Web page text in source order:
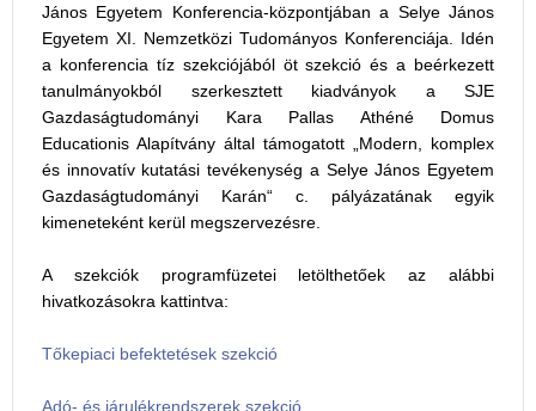
János Egyetem Konferencia-központjában a Selye János
Egyetem XI. Nemzetközi Tudományos Konferenciája. Idén
a konferencia tíz szekciójából öt szekció és a beérkezett
tanulmányokból szerkesztett kiadványok a SJE
Gazdaságtudományi Kara Pallas Athéné Domus
Educationis Alapítvány által támogatott „Modern, komplex
és innovatív kutatási tevékenység a Selye János Egyetem
Gazdaságtudományi Karán“ c. pályázatának egyik
kimeneteként kerül megszervezésre.
A szekciók programfüzetei letölthetőek az alábbi
hivatkozásokra kattintva:
Tőkepiaci befektetések szekció
Adó- és járulékrendszerek szekció